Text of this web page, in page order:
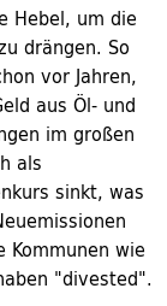
Hebel, um die
drängen. So
vor Jahren,
aus Öl- und
im großen
als
sinkt, was
wie
"divested".